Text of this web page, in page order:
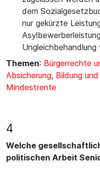
dem
nur gekürzte
Themen: Bürgerrechte
Absicherung, Bildung
Mindestrente
4
Welche
politischen Arbeit